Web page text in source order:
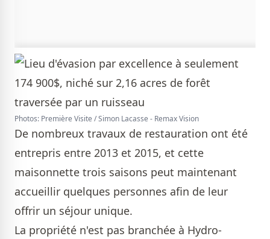
Photos: Première Visite / Simon Lacasse - Remax Vision
De nombreux travaux de restauration ont été
entrepris entre 2013 et 2015, et cette
maisonnette trois saisons peut maintenant
accueillir quelques personnes afin de leur
offrir un séjour unique.
La propriété n'est pas branchée à Hydro-